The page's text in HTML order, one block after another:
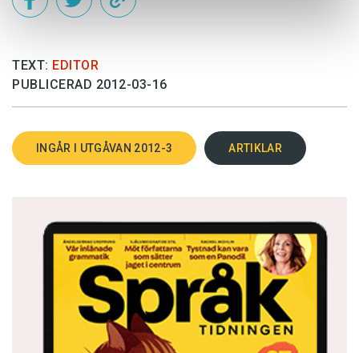
TEXT: EDITOR
PUBLICERAD 2012-03-16
INGÅR I UTGÅVAN 2012-3 ARTIKLAR